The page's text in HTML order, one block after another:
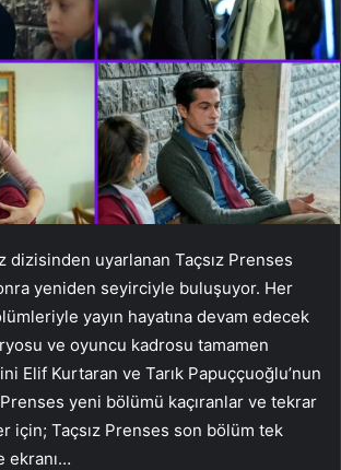
dizisinden uyarlanan Taçsız Prenses
yeniden seyirciyle buluşuyor. Her
yayın hayatına devam edecek
ve oyuncu kadrosu tamamen
Elif Kurtaran ve Tarık Papuççuoğlu’nun
Prenses yeni bölümü kaçıranlar ve tekrar
için; Taçsız Prenses son bölüm tek
ekranı…